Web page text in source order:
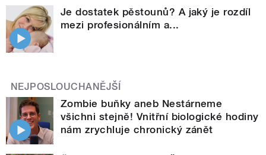
Je dostatek pěstounů? A jaký je rozdíl
mezi profesionálním a...
NEJPOSLOUCHANĚJŠÍ
Zombie buňky aneb Nestárneme
všichni stejně! Vnitřní biologické hodiny
nám zrychluje chronický zánět